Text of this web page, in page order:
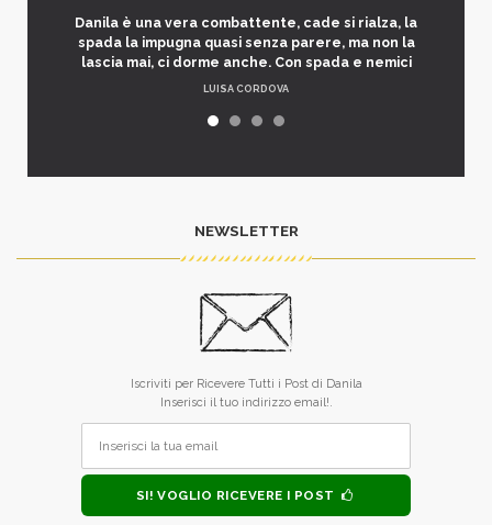
Danila è una vera combattente, cade si rialza, la
spada la impugna quasi senza parere, ma non la
lascia mai, ci dorme anche. Con spada e nemici
LUISA CORDOVA
NEWSLETTER
Iscriviti per Ricevere Tutti i Post di Danila
Inserisci il tuo indirizzo email!.
SI! VOGLIO RICEVERE I POST